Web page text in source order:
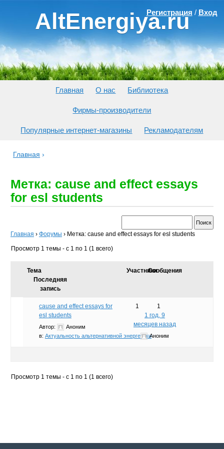
AltEnergiya.ru
Регистрация / Вход
Главная О нас Библиотека
Фирмы-производители
Популярные интернет-магазины Рекламодателям
Главная ›
Метка: cause and effect essays
for esl students
Главная › Форумы › Метка: cause and effect essays for esl students
Просмотр 1 темы - с 1 по 1 (1 всего)
Тема УчастникиСообщения
Последняя
запись
cause and effect essays for
esl students
Автор:
Аноним
в: Актуальность альтернативной энергетики
1
1
1 год, 9
месяцев назад
Аноним
Просмотр 1 темы - с 1 по 1 (1 всего)